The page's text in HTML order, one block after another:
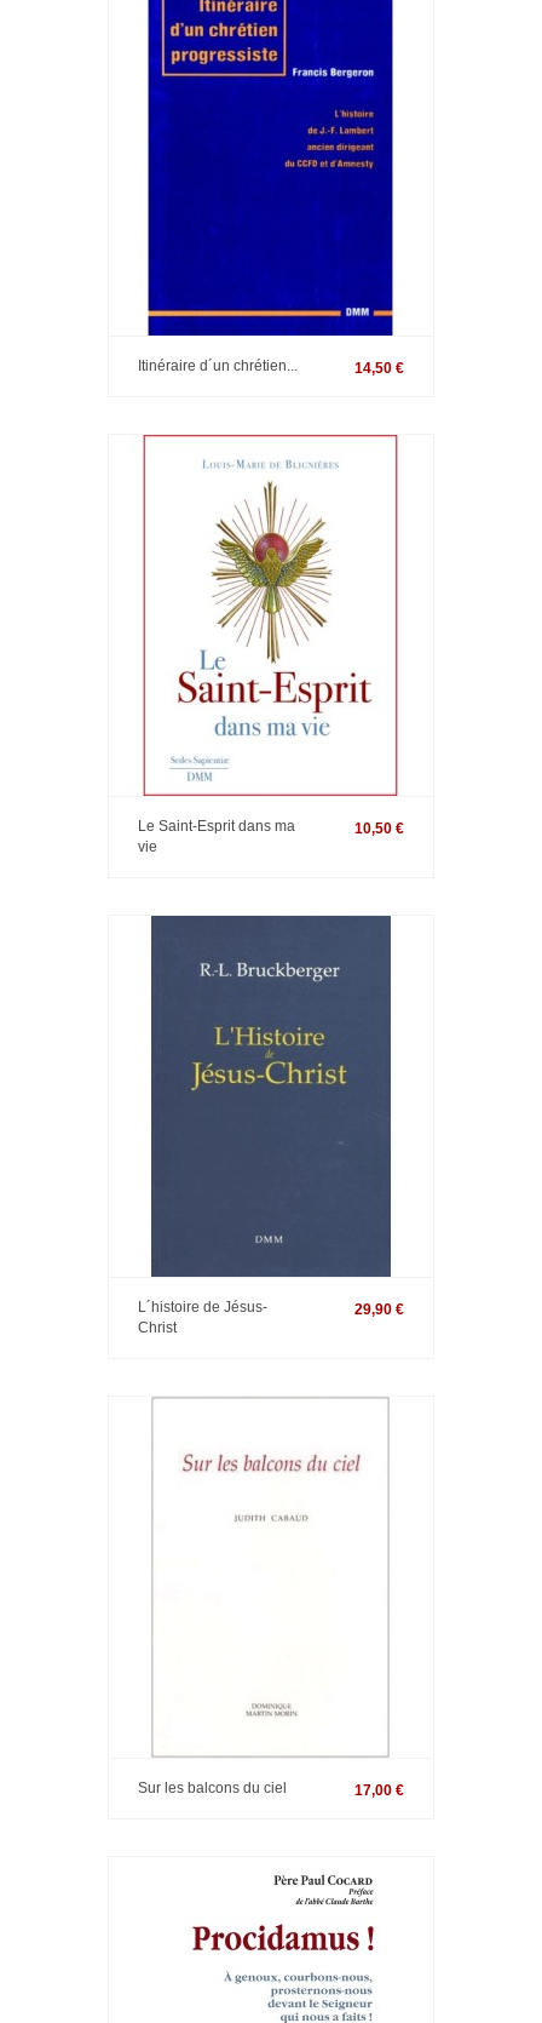
Itinéraire d´un chrétien... 14,50 €
Le Saint-Esprit dans ma
vie
10,50 €
L´histoire de Jésus-
Christ
29,90 €
Sur les balcons du ciel 17,00 €